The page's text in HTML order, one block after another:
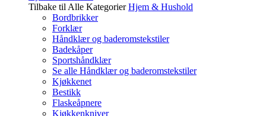
Tilbake til Alle Kategorier Hjem & Hushold
Bordbrikker
Forklær
Håndklær og baderomstekstiler
Badekåper
Sportshåndklær
Se alle Håndklær og baderomstekstiler
Kjøkkenet
Bestikk
Flaskeåpnere
Kjøkkenkniver